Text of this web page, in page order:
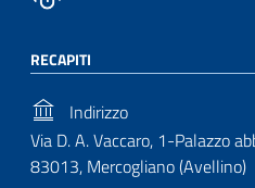
RECAPITI
Indirizzo
Via D. A. Vaccaro, 1-Palazzo
83013, Mercogliano (Avellino)